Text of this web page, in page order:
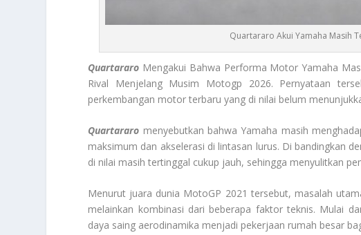
Quartararo Akui Yamaha Masih
Quartararo Mengakui Bahwa Performa Motor Yamaha
Rival Menjelang Musim Motogp 2026. Pernyataan
perkembangan motor terbaru yang di nilai belum
Quartararo menyebutkan bahwa Yamaha masih
maksimum dan akselerasi di lintasan lurus. Di bandingkan
di nilai masih tertinggal cukup jauh, sehingga menyulitkan
Menurut juara dunia MotoGP 2021 tersebut, masalah
melainkan kombinasi dari beberapa faktor teknis. Mulai
daya saing aerodinamika menjadi pekerjaan rumah besar